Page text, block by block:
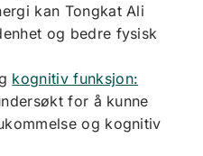
kan Tongkat Ali
og bedre fysisk
kognitiv funksjon:
for å kunne
og kognitiv